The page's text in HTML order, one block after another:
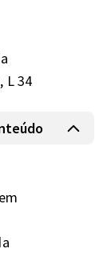
L 34